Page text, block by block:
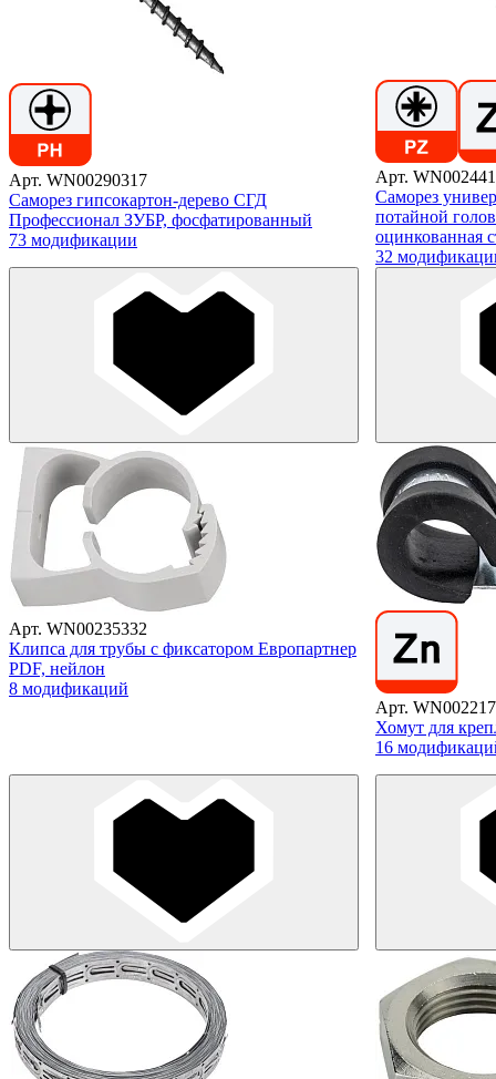
Арт. WN00290317
Саморез гипсокартон-дерево СГД
Профессионал ЗУБР, фосфатированный
73 модификации
Арт.
Саморез
потайной
оцинкованная
32
Арт. WN00235332
Клипса для трубы с фиксатором Европартнер
PDF, нейлон
8 модификаций
Арт.
Хомут для
16